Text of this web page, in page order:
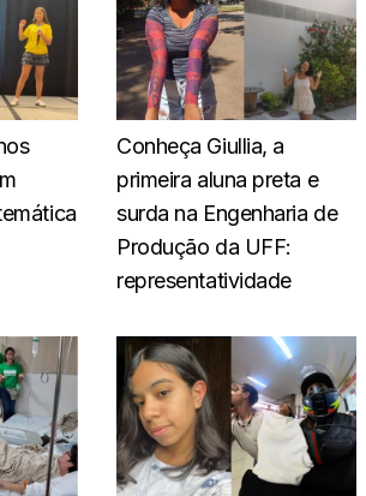
Conheça Giullia, a
primeira aluna preta e
surda na Engenharia de
Produção da UFF:
representatividade